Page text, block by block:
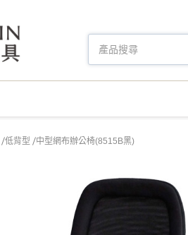
低背型 中型網布辦公椅(8515B黑)